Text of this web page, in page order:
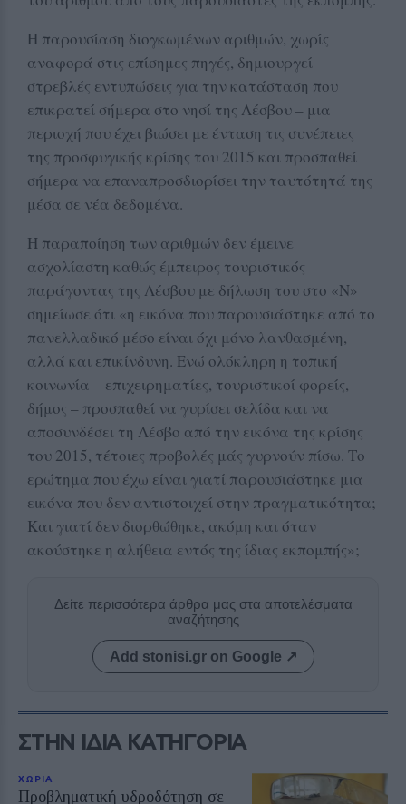
Η παρουσίαση διογκωμένων αριθμών, χωρίς
αναφορά στις επίσημες πηγές, δημιουργεί
στρεβλές εντυπώσεις για την κατάσταση που
επικρατεί σήμερα στο νησί της Λέσβου – μια
περιοχή που έχει βιώσει με ένταση τις συνέπειες
της προσφυγικής κρίσης του 2015 και προσπαθεί
σήμερα να επαναπροσδιορίσει την ταυτότητά της
μέσα σε νέα δεδομένα.
Η παραποίηση των αριθμών δεν έμεινε
ασχολίαστη καθώς έμπειρος τουριστικός
παράγοντας της Λέσβου με δήλωση του στο «Ν»
σημείωσε ότι «η εικόνα που παρουσιάστηκε από το
πανελλαδικό μέσο είναι όχι μόνο λανθασμένη,
αλλά και επικίνδυνη. Ενώ ολόκληρη η τοπική
κοινωνία – επιχειρηματίες, τουριστικοί φορείς,
δήμος – προσπαθεί να γυρίσει σελίδα και να
αποσυνδέσει τη Λέσβο από την εικόνα της κρίσης
του 2015, τέτοιες προβολές μάς γυρνούν πίσω. Το
ερώτημα που έχω είναι γιατί παρουσιάστηκε μια
εικόνα που δεν αντιστοιχεί στην πραγματικότητα;
Και γιατί δεν διορθώθηκε, ακόμη και όταν
ακούστηκε η αλήθεια εντός της ίδιας εκπομπής»;
Δείτε περισσότερα άρθρα μας στα αποτελέσματα
αναζήτησης
Add stonisi.gr on Google ↗
ΣΤΗΝ ΙΔΙΑ ΚΑΤΗΓΟΡΙΑ
ΧΩΡΙΑ
Προβληματική υδροδότηση σε